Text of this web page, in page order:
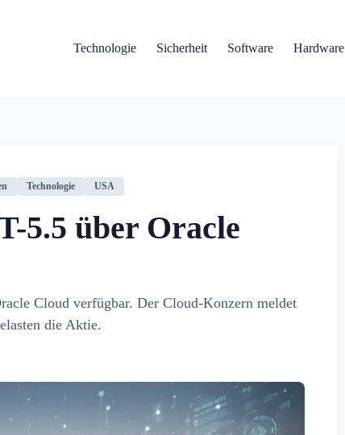
Technologie
Sicherheit Software Hardware
Technologie USA
5.5 über Oracle
Cloud verfügbar. Der Cloud-Konzern meldet
die Aktie.